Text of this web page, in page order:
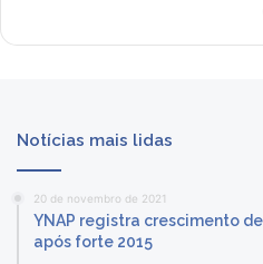
Notícias mais lidas
20 de novembro de 2021
YNAP registra crescimento
após forte 2015